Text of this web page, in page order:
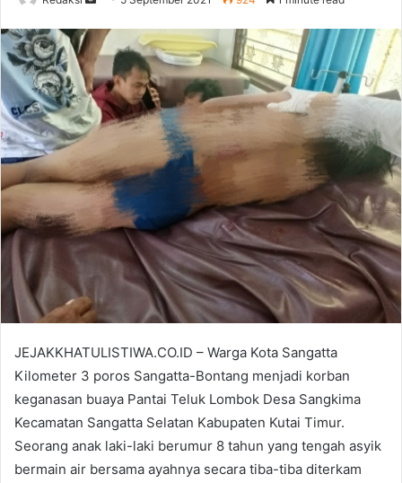
email
JEJAKKHATULISTIWA.CO.ID – Warga Kota Sangatta
Kilometer 3 poros Sangatta-Bontang menjadi korban
keganasan buaya Pantai Teluk Lombok Desa Sangkima
Kecamatan Sangatta Selatan Kabupaten Kutai Timur.
Seorang anak laki-laki berumur 8 tahun yang tengah asyik
bermain air bersama ayahnya secara tiba-tiba diterkam